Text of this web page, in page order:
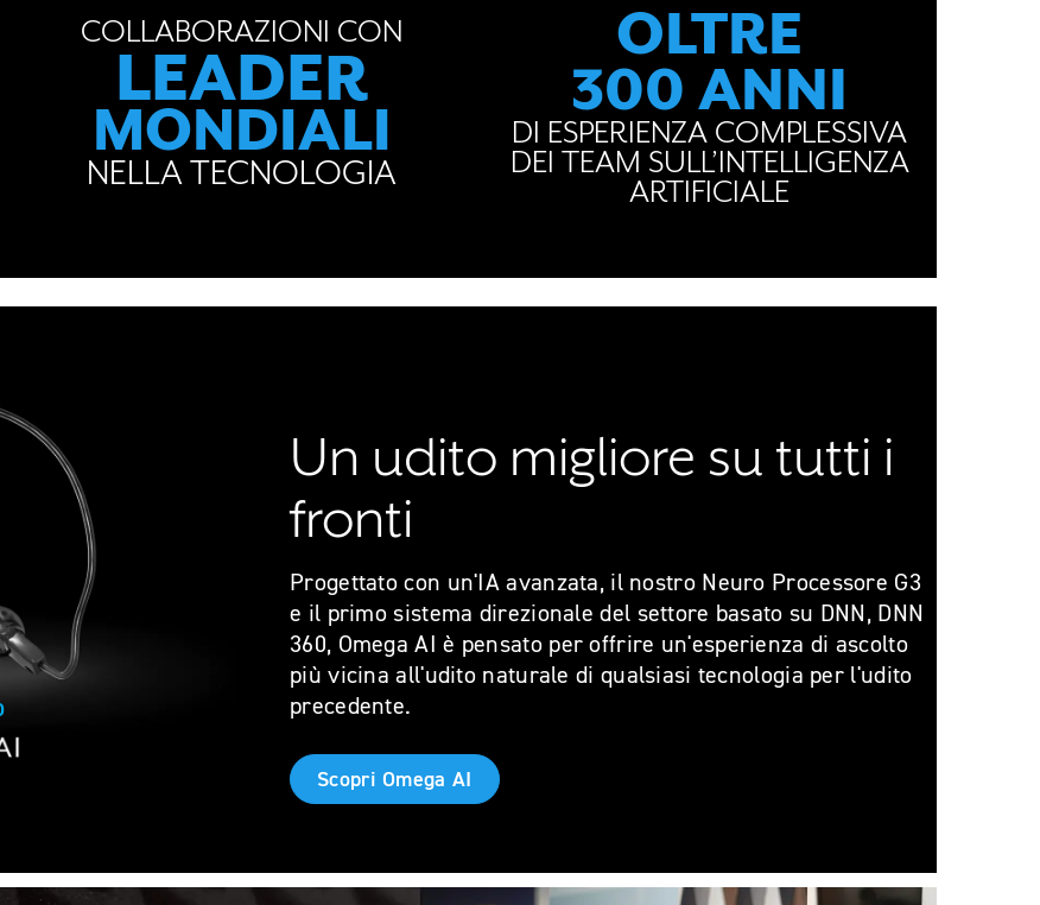
COLLABORAZIONI CON
LEADER
MONDIALI
NELLA TECNOLOGIA
OLTRE
300 ANNI
DI ESPERIENZA COMPLESSIVA
DEI TEAM SULL’INTELLIGENZA
ARTIFICIALE
Un udito migliore su tutti i
fronti
Progettato con un'IA avanzata, il nostro Neuro Processore G3
e il primo sistema direzionale del settore basato su DNN, DNN
360, Omega AI è pensato per offrire un'esperienza di ascolto
più vicina all'udito naturale di qualsiasi tecnologia per l'udito
precedente.
Scopri Omega AI